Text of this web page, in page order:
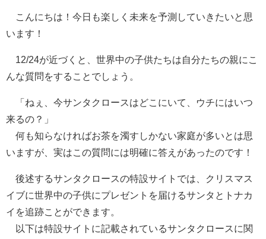
こんにちは！今日も楽しく未来を予測していきたいと思
います！
12/24が近づくと、世界中の子供たちは自分たちの親にこ
んな質問をすることでしょう。
「ねぇ、今サンタクロースはどこにいて、ウチにはいつ
来るの？」
何も知らなければお茶を濁すしかない家庭が多いとは思
いますが、実はこの質問には明確に答えがあったのです！
後述するサンタクロースの特設サイトでは、クリスマス
イブに世界中の子供にプレゼントを届けるサンタとトナカ
イを追跡ことができます。
以下は特設サイトに記載されているサンタクロースに関